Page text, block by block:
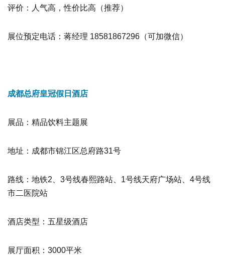
评价：人气高，性价比高 （推荐）
展位预定电话：蒋经理 18581867296（可加微信）
成都总府皇冠假日酒店
展品 ：精品饮料主题展
地址：成都市锦江区总府路31号
路线：地铁2、3号线春熙路站、1号线天府广场站、4号线
市二医院站
酒店类型：五星级酒店
展厅面积：3000平米